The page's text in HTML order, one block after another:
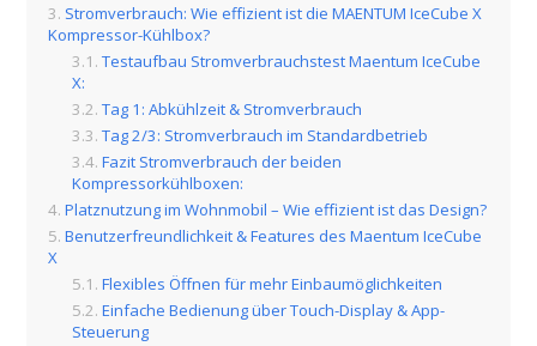
Stromverbrauch: Wie effizient ist die MAENTUM IceCube X
Kompressor-Kühlbox?
Testaufbau Stromverbrauchstest Maentum IceCube
X:
Tag 1: Abkühlzeit & Stromverbrauch
Tag 2/3: Stromverbrauch im Standardbetrieb
Fazit Stromverbrauch der beiden
Kompressorkühlboxen:
Platznutzung im Wohnmobil – Wie effizient ist das Design?
Benutzerfreundlichkeit & Features des Maentum IceCube
X
Flexibles Öffnen für mehr Einbaumöglichkeiten
Einfache Bedienung über Touch-Display & App-
Steuerung